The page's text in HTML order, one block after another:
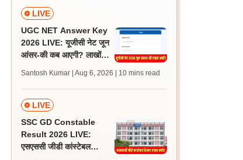
LIVE
UGC NET Answer Key
2026 LIVE: यूजीसी नेट जून
आंसर-की कब आएगी? लाखों
Santosh Kumar | Aug 6, 2026 | 10 mins read
LIVE
SSC GD Constable
Result 2026 LIVE:
एसएससी जीडी कांस्टेबल